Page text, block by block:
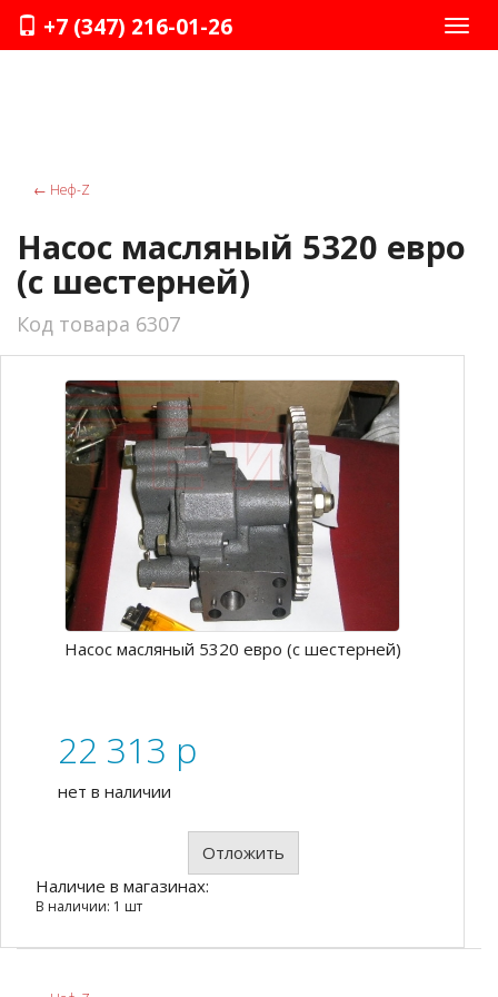
+7 (347) 216-01-26
← Неф-Z
Насос масляный 5320 евро
(с шестерней)
Код товара 6307
Насос масляный 5320 евро (с шестерней)
22 313 p
нет в наличии
Отложить
Наличие в магазинах:
В наличии: 1 шт